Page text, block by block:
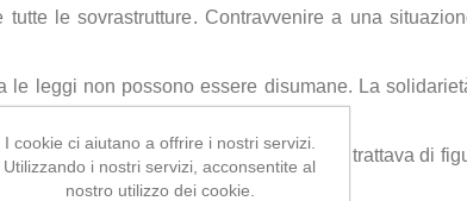
le sovrastrutture. Contravvenire a una
le leggi non possono essere disumane. La
di soccorso e di appoggio, non si trattava di
I cookie ci aiutano a offrire i nostri servizi.
Utilizzando i nostri servizi, acconsentite al
nostro utilizzo dei cookie.